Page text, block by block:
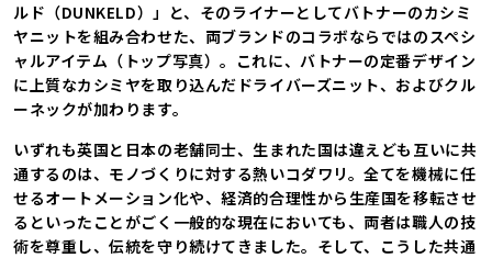
ルド（DUNKELD）」と、そのライナーとしてバトナーのカシミ
ヤニットを組み合わせた、両ブランドのコラボならではのスペシ
ャルアイテム（トップ写真）。これに、バトナーの定番デザイン
に上質なカシミヤを取り込んだドライバーズニット、およびクル
ーネックが加わります。
いずれも英国と日本の老舗同士、生まれた国は違えども互いに共
通するのは、モノづくりに対する熱いコダワリ。全てを機械に任
せるオートメーション化や、経済的合理性から生産国を移転させ
るといったことがごく一般的な現在においても、両者は職人の技
術を尊重し、伝統を守り続けてきました。そして、こうした共通